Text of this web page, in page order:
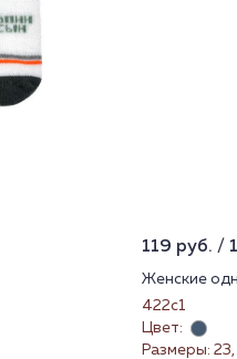
119 руб. /
Женские
422с1
Цвет:
Размеры: 23,